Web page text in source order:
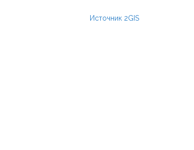
Источник 2GIS